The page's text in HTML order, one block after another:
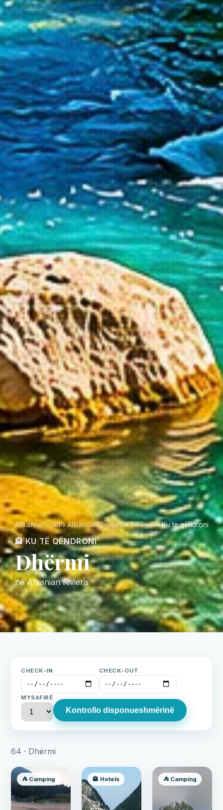
AlbaniaForAll›Albanian Riviera›Dhërmi› Ku të qëndroni
🏨 KU TË QËNDRONI
Dhërmi
në Albanian Riviera
CHECK-IN CHECK-OUT
MYSAFIRË
Kontrollo disponueshmërinë
64 · Dhërmi
⛺ Camping 🏨 Hotels ⛺ Camping